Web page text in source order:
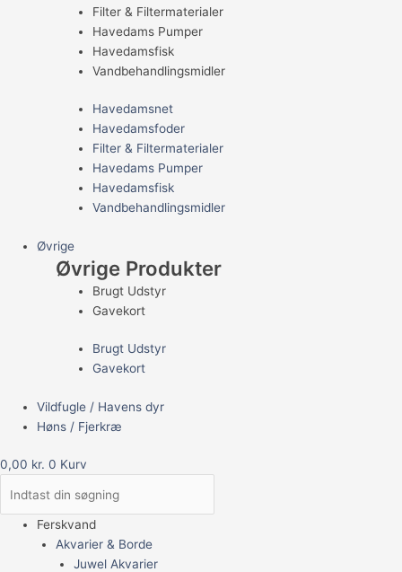
Filter & Filtermaterialer
Havedams Pumper
Havedamsfisk
Vandbehandlingsmidler
Havedamsnet
Havedamsfoder
Filter & Filtermaterialer
Havedams Pumper
Havedamsfisk
Vandbehandlingsmidler
Øvrige
Øvrige Produkter
Brugt Udstyr
Gavekort
Brugt Udstyr
Gavekort
Vildfugle / Havens dyr
Høns / Fjerkræ
0,00 kr. 0 Kurv
Ferskvand
Akvarier & Borde
Juwel Akvarier